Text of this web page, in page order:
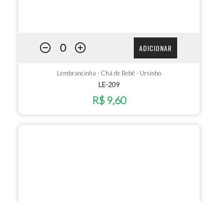
ADICIONAR
Lembrancinha - Chá de Bebê - Ursinho
LE-209
R$ 9,60